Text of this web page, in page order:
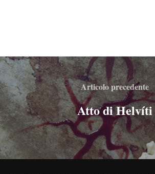
Articolo precedente
Atto di Helvíti